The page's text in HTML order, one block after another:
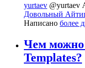
yurtaev @yurtaev
Довольный
Написано более
Чем можно
Templates?